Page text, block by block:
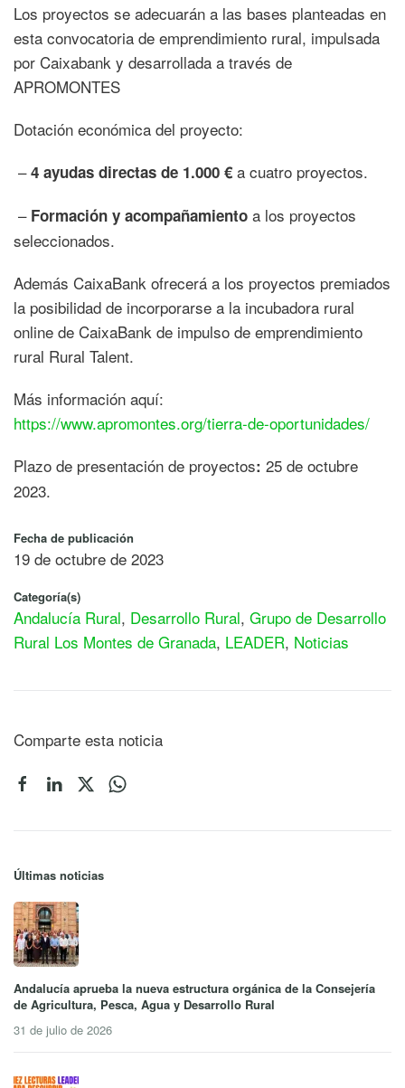
Los proyectos se adecuarán a las bases planteadas en
esta convocatoria de emprendimiento rural, impulsada
por Caixabank y desarrollada a través de
APROMONTES
Dotación económica del proyecto:
–4 ayudas directas de 1.000 € a cuatro proyectos.
– Formación y acompañamiento a los proyectos
seleccionados.
Además CaixaBank ofrecerá a los proyectos premiados
la posibilidad de incorporarse a la incubadora rural
online de CaixaBank de impulso de emprendimiento
rural Rural Talent.
Más información aquí:
https://www.apromontes.org/tierra-de-oportunidades/
Plazo de presentación de proyectos: 25 de octubre
2023.
Fecha de publicación
19 de octubre de 2023
Categoría(s)
Andalucía Rural, Desarrollo Rural, Grupo de Desarrollo
Rural Los Montes de Granada, LEADER, Noticias
Comparte esta noticia
Últimas noticias
Andalucía aprueba la nueva estructura orgánica de la Consejería
de Agricultura, Pesca, Agua y Desarrollo Rural
31 de julio de 2026